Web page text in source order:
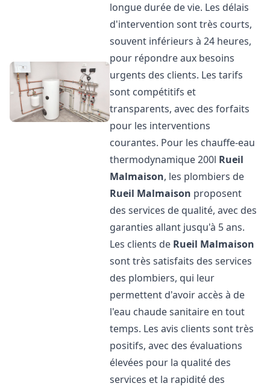
longue durée de vie. Les délais
d'intervention sont très courts,
souvent inférieurs à 24 heures,
pour répondre aux besoins
urgents des clients. Les tarifs
sont compétitifs et
transparents, avec des forfaits
pour les interventions
courantes. Pour les chauffe-eau
thermodynamique 200l Rueil
Malmaison, les plombiers de
Rueil Malmaison proposent
des services de qualité, avec des
garanties allant jusqu'à 5 ans.
Les clients de Rueil Malmaison
sont très satisfaits des services
des plombiers, qui leur
permettent d'avoir accès à de
l'eau chaude sanitaire en tout
temps. Les avis clients sont très
positifs, avec des évaluations
élevées pour la qualité des
services et la rapidité des